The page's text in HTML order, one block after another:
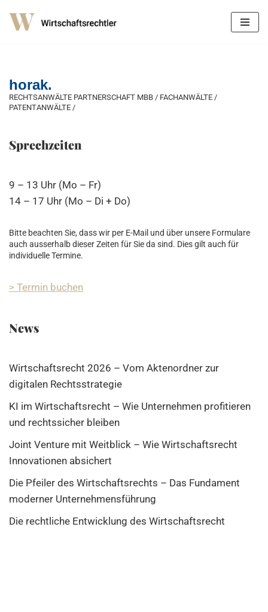
Zum
horak.
RECHTSANWÄLTE PARTNERSCHAFT MBB / FACHANWÄLTE /
PATENTANWÄLTE /
Sprechzeiten
9 – 13 Uhr (Mo – Fr)
14 – 17 Uhr (Mo – Di + Do)
Bitte beachten Sie, dass wir per E-Mail und über unsere Formulare
auch ausserhalb dieser Zeiten für Sie da sind. Dies gilt auch für
individuelle Termine.
> Termin buchen
News
Wirtschaftsrecht 2026 – Vom Aktenordner zur
digitalen Rechtsstrategie
KI im Wirtschaftsrecht – Wie Unternehmen profitieren
und rechtssicher bleiben
Joint Venture mit Weitblick – Wie Wirtschaftsrecht
Innovationen absichert
Die Pfeiler des Wirtschaftsrechts – Das Fundament
moderner Unternehmensführung
Die rechtliche Entwicklung des Wirtschaftsrecht